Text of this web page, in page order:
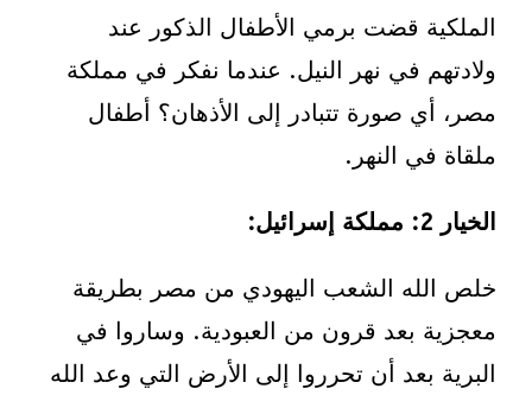
الملكية قضت برمي الأطفال الذكور عند
ولادتهم في نهر النيل. عندما نفكر في مملكة
مصر، أي صورة تتبادر إلى الأذهان؟ أطفال
ملقاة في النهر.
الخيار 2 : مملكة إسرائيل:
خلص الله الشعب اليهودي من مصر بطريقة
معجزية بعد قرون من العبودية. وساروا في
البرية بعد أن تحرروا إلى الأرض التي وعد الله